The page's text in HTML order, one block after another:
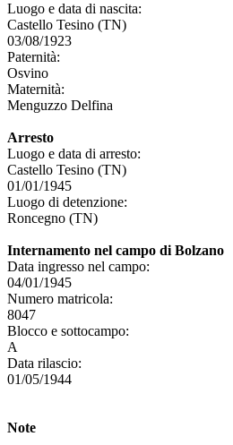
Luogo e data di nascita:
Castello Tesino (TN)
03/08/1923
Paternità:
Osvino
Maternità:
Menguzzo Delfina
Arresto
Luogo e data di arresto:
Castello Tesino (TN)
01/01/1945
Luogo di detenzione:
Roncegno (TN)
Internamento nel campo di Bolzano
Data ingresso nel campo:
04/01/1945
Numero matricola:
8047
Blocco e sottocampo:
A
Data rilascio:
01/05/1944
Note